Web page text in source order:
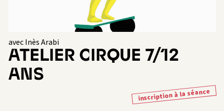
avec Inès Arabi
ATELIER CIRQUE 7/12
ANS
inscription à la séance